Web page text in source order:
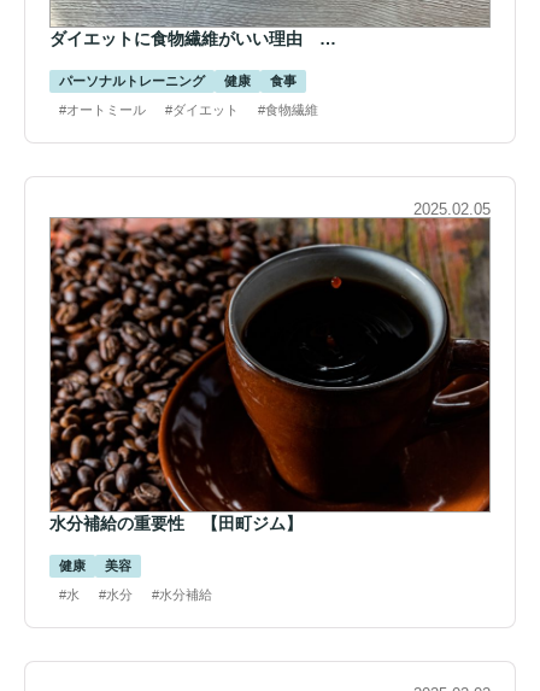
ダイエットに食物繊維がいい理由 …
パーソナルトレーニング 健康
食事
#オートミール
#ダイエット #食物繊維
2025.02.05
水分補給の重要性 【田町ジム】
健康
美容
#水
#水分 #水分補給